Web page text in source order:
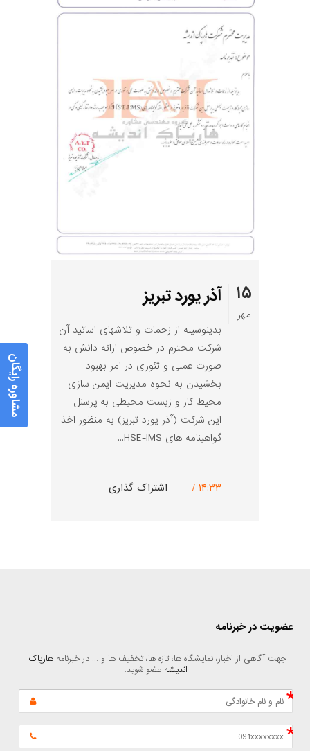
۱۵
مهر
آذر یورد تبریز
بدینوسیله از زحمات و تلاشهای اساتید آن
شرکت محترم در خصوص ارائه دانش به
صورت عملی و تئوری در امر بهبود
بخشیدن به نحوه مدیریت ایمن سازی
محیط کار و زیست محیطی به پرسنل
این شرکت (آذر یورد تبریز) به منظور اخذ
گواهینامه های HSE-IMS...
۱۴:۳۳ / اشتراک گذاری
عضویت در خبرنامه
جهت آگاهی از اخبار، نمایشگاه ها، تازه ها، تخفیف ها و ... در خبرنامه
اندیشه عضو شوید.
مشاوره رایگان